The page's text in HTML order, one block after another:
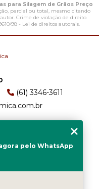
para Silagem de Grãos Preço
parcial ou total, mesmo citando
Crime de violação de direito
98 - Lei de direitos autorais.
(61) 3346-3611
49 - Asa Sul
520
pelo WhatsApp